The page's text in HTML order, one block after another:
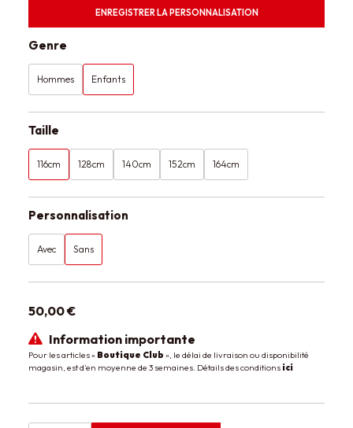
ENREGISTRER LA PERSONNALISATION
Genre
Hommes Enfants
Taille
116cm 128cm 140cm 152cm 164cm
Personnalisation
Avec Sans
50,00 €
Information importante
Pour les articles « Boutique Club », le délai de livraison ou disponibilité
magasin, est d’en moyenne de 3 semaines. Détails des conditions ici